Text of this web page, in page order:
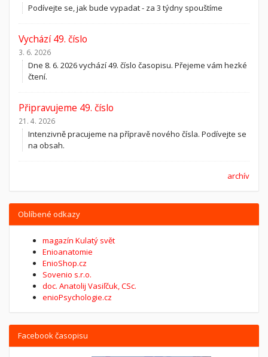
Podívejte se, jak bude vypadat - za 3 týdny spouštíme
Vychází 49. číslo
3. 6. 2026
Dne 8. 6. 2026 vychází 49. číslo časopisu. Přejeme vám hezké
čtení.
Připravujeme 49. číslo
21. 4. 2026
Intenzivně pracujeme na přípravě nového čísla. Podívejte se
na obsah.
archív
Oblíbené odkazy
magazín Kulatý svět
Enioanatomie
EnioShop.cz
Sovenio s.r.o.
doc. Anatolij Vasiľčuk, CSc.
enioPsychologie.cz
Facebook časopisu